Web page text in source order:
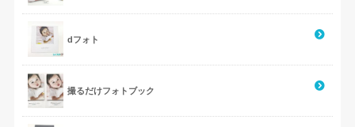
dフォト
撮るだけフォトブック